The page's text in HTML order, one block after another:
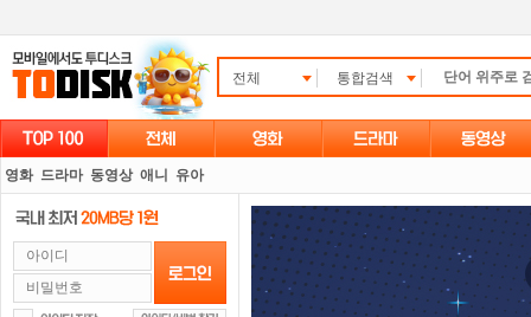
전체 통합검색
영화 드라마 동영상 애니 유아